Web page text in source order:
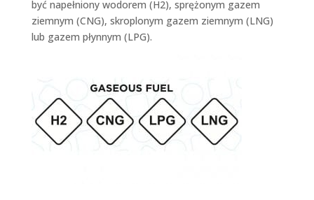
być napełniony wodorem (H2), sprężonym gazem
ziemnym (CNG), skroplonym gazem ziemnym (LNG)
lub gazem płynnym (LPG).